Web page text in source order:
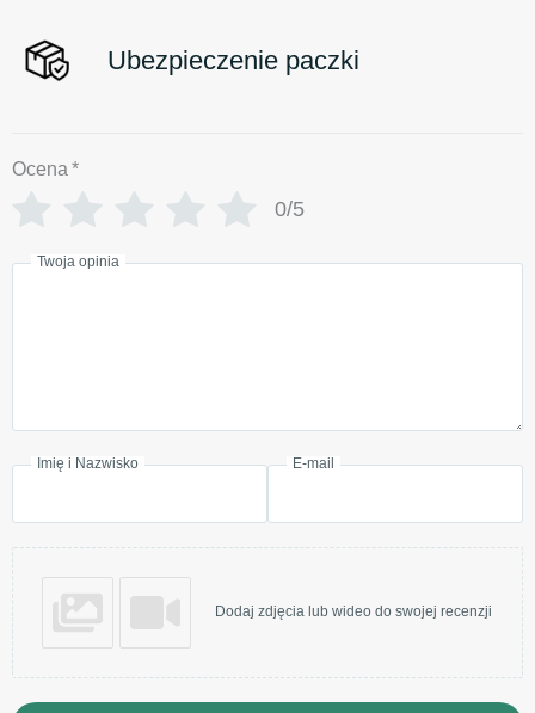
Ubezpieczenie paczki
Ocena *
0/5
Twoja opinia
Imię i Nazwisko E-mail
Dodaj zdjęcia lub wideo do swojej recenzji